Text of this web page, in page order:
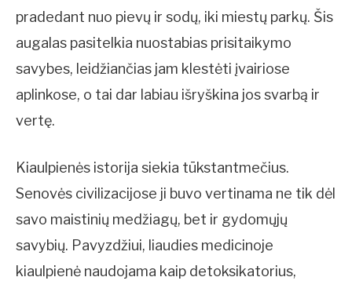
pradedant nuo pievų ir sodų, iki miestų parkų. Šis
augalas pasitelkia nuostabias prisitaikymo
savybes, leidžiančias jam klestėti įvairiose
aplinkose, o tai dar labiau išryškina jos svarbą ir
vertę.
Kiaulpienės istorija siekia tūkstantmečius.
Senovės civilizacijose ji buvo vertinama ne tik dėl
savo maistinių medžiagų, bet ir gydomųjų
savybių. Pavyzdžiui, liaudies medicinoje
kiaulpienė naudojama kaip detoksikatorius,